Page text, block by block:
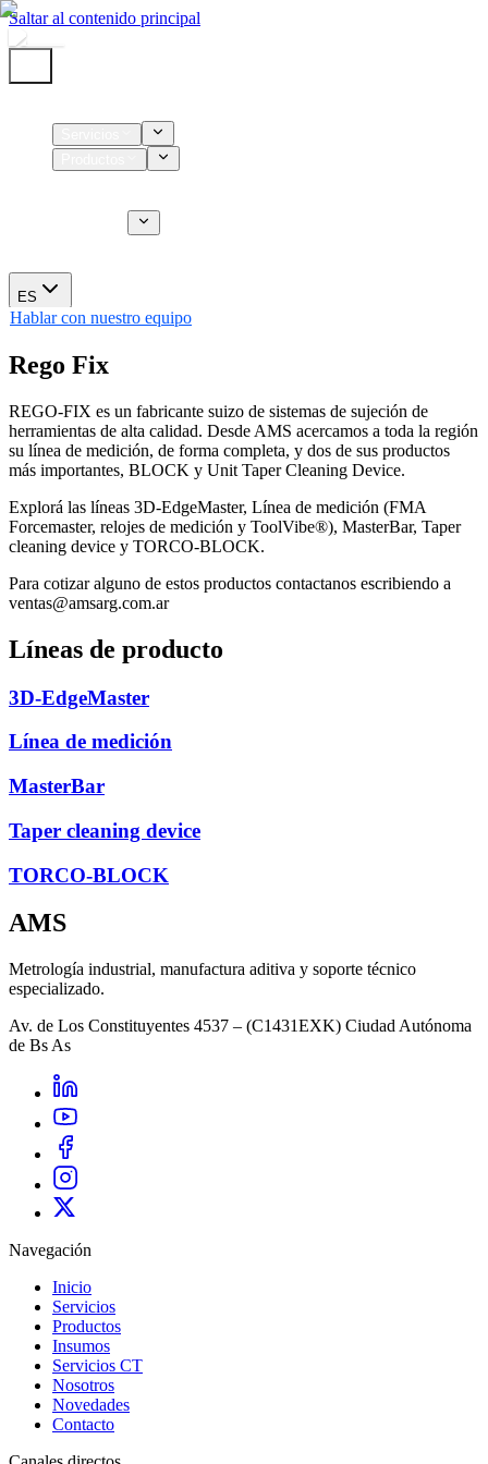
Saltar al contenido principal
ES
Hablar con nuestro equipo
Rego Fix
REGO-FIX es un fabricante suizo de sistemas de sujeción de
herramientas de alta calidad. Desde AMS acercamos a toda la región
su línea de medición, de forma completa, y dos de sus productos
más importantes, BLOCK y Unit Taper Cleaning Device.
Explorá las líneas 3D-EdgeMaster, Línea de medición (FMA
Forcemaster, relojes de medición y ToolVibe®), MasterBar, Taper
cleaning device y TORCO-BLOCK.
Para cotizar alguno de estos productos contactanos escribiendo a
ventas@amsarg.com.ar
Líneas de producto
3D-EdgeMaster
Línea de medición
MasterBar
Taper cleaning device
TORCO-BLOCK
AMS
Metrología industrial, manufactura aditiva y soporte técnico
especializado.
Av. de Los Constituyentes 4537 – (C1431EXK) Ciudad Autónoma
de Bs As
Navegación
Inicio
Servicios
Productos
Insumos
Servicios CT
Nosotros
Novedades
Contacto